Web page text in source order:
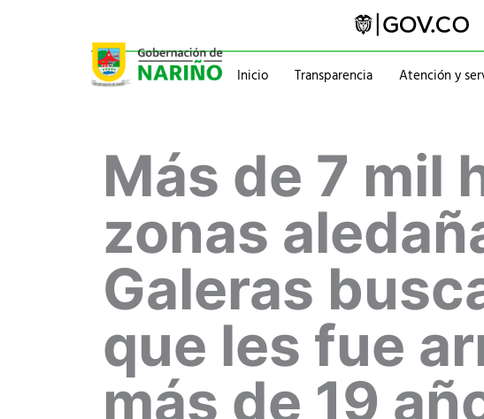
contenido
Inicio Transparencia Atención y
Pasaportes
Normatividad
Gobernador
Información administrativa
Más de 7 mil
zonas
Galeras
que les fue
más de 19